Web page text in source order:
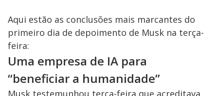
Aqui estão as conclusões mais marcantes do
primeiro dia de depoimento de Musk na terça-
feira:
Uma empresa de IA para
“beneficiar a humanidade”
Musk testemunhou terça-feira que acreditava